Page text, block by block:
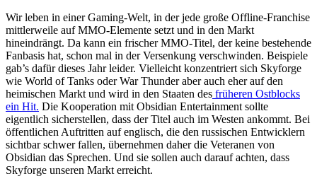
Wir leben in einer Gaming-Welt, in der jede große Offline-Franchise
mittlerweile auf MMO-Elemente setzt und in den Markt
hineindrängt. Da kann ein frischer MMO-Titel, der keine bestehende
Fanbasis hat, schon mal in der Versenkung verschwinden. Beispiele
gab’s dafür dieses Jahr leider. Vielleicht konzentriert sich Skyforge
wie World of Tanks oder War Thunder aber auch eher auf den
heimischen Markt und wird in den Staaten des früheren Ostblocks
ein Hit. Die Kooperation mit Obsidian Entertainment sollte
eigentlich sicherstellen, dass der Titel auch im Westen ankommt. Bei
öffentlichen Auftritten auf englisch, die den russischen Entwicklern
sichtbar schwer fallen, übernehmen daher die Veteranen von
Obsidian das Sprechen. Und sie sollen auch darauf achten, dass
Skyforge unseren Markt erreicht.